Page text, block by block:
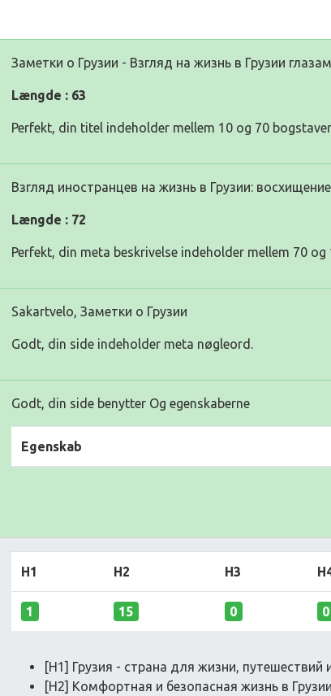
Заметки о Грузии - Взгляд на жизнь в Грузии
Længde : 63
Perfekt, din titel indeholder mellem 10 og 70
Взгляд иностранцев на жизнь в Грузии:
Længde : 72
Perfekt, din meta beskrivelse indeholder mellem 70 og
Sakartvelo, Заметки о Грузии
Godt, din side indeholder meta nøgleord.
Godt, din side benytter Og egenskaberne
Egenskab
H1 H2 H3
1 15 0 0
[H1] Грузия - страна для жизни, путешествий
[H2] Комфортная и безопасная жизнь в